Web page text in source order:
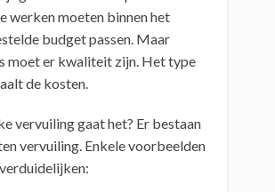
werken moeten binnen het
budget passen. Maar
moet er kwaliteit zijn. Het type
de kosten.
vervuiling gaat het? Er bestaan
vervuiling. Enkele voorbeelden